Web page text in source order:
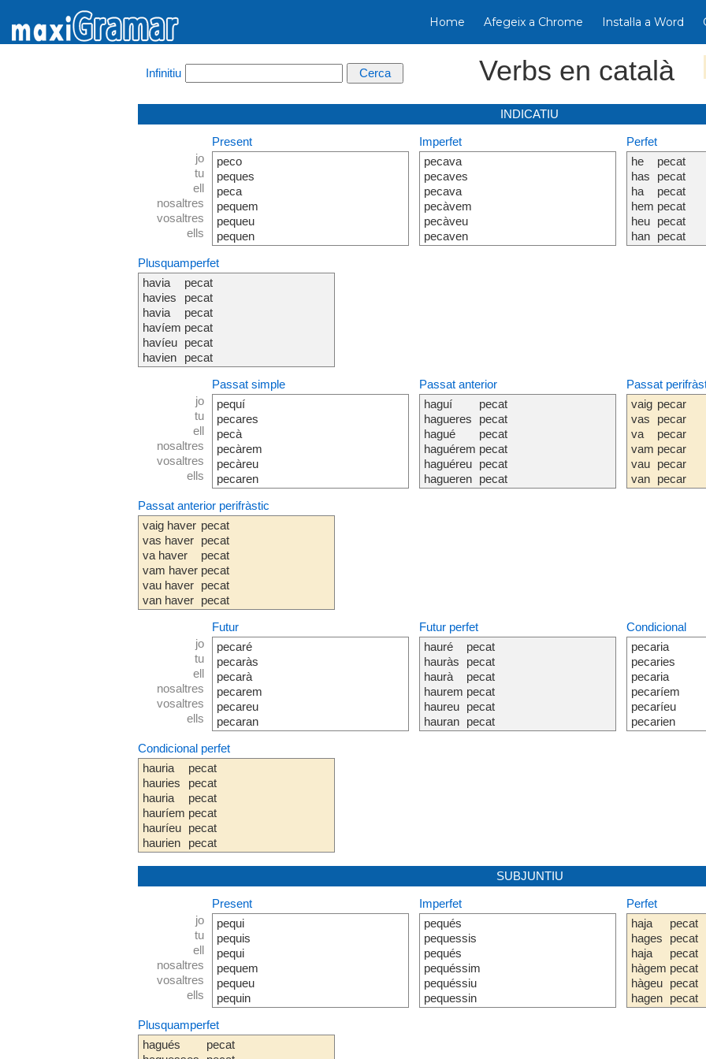
Home Afegeix a Chrome Instal·la a Word
Infinitiu Verbs en català
INDICATIU
jo
tu
ell
nosaltres
vosaltres
ells
Present
peco
peques
peca
pequem
pequeu
pequen
Imperfet
pecava
pecaves
pecava
pecàvem
pecàveu
pecaven
Perfet
he
has
ha
hem
heu
han
pecat
pecat
pecat
pecat
pecat
pecat
Plusquamperfet
havia
havies
havia
havíem
havíeu
havien
pecat
pecat
pecat
pecat
pecat
pecat
jo
tu
ell
nosaltres
vosaltres
ells
Passat simple
pequí
pecares
pecà
pecàrem
pecàreu
pecaren
Passat anterior
haguí
hagueres
hagué
haguérem
haguéreu
hagueren
pecat
pecat
pecat
pecat
pecat
pecat
Passat
vaig
vas
va
vam
vau
van
pecar
pecar
pecar
pecar
pecar
pecar
Passat anterior perifràstic
vaig haver
vas haver
va haver
vam haver
vau haver
van haver
pecat
pecat
pecat
pecat
pecat
pecat
jo
tu
ell
nosaltres
vosaltres
ells
Futur
pecaré
pecaràs
pecarà
pecarem
pecareu
pecaran
Futur perfet
hauré
hauràs
haurà
haurem
haureu
hauran
pecat
pecat
pecat
pecat
pecat
pecat
Condicional
pecaria
pecaries
pecaria
pecaríem
pecaríeu
pecarien
Condicional perfet
hauria
hauries
hauria
hauríem
hauríeu
haurien
pecat
pecat
pecat
pecat
pecat
pecat
SUBJUNTIU
jo
tu
ell
nosaltres
vosaltres
ells
Present
pequi
pequis
pequi
pequem
pequeu
pequin
Imperfet
pequés
pequessis
pequés
pequéssim
pequéssiu
pequessin
Perfet
haja
hages
haja
hàgem
hàgeu
hagen
pecat
pecat
pecat
pecat
pecat
pecat
Plusquamperfet
hagués
pecat